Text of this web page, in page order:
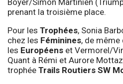
prenant la troisième place.
Pour les Trophées, Sonia
chez les Féminines, de
les Européens et Vermorel/
Quant à Rémi et Aurore
trophée Trails Routiers SW